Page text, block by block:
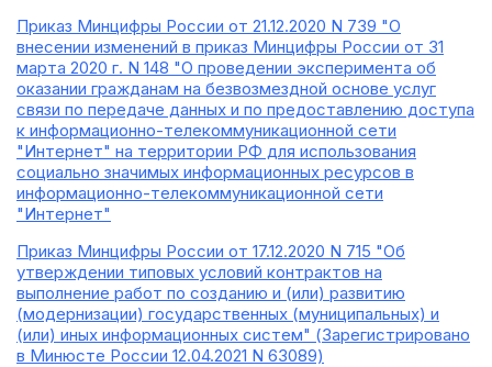
Приказ Минцифры России от 21.12.2020 N 739 "О
внесении изменений в приказ Минцифры России от 31
марта 2020 г. N 148 "О проведении эксперимента об
оказании гражданам на безвозмездной основе услуг
связи по передаче данных и по предоставлению доступа
к информационно-телекоммуникационной сети
"Интернет" на территории РФ для использования
социально значимых информационных ресурсов в
информационно-телекоммуникационной сети
"Интернет"
Приказ Минцифры России от 17.12.2020 N 715 "Об
утверждении типовых условий контрактов на
выполнение работ по созданию и (или) развитию
(модернизации) государственных (муниципальных) и
(или) иных информационных систем" (Зарегистрировано
в Минюсте России 12.04.2021 N 63089)